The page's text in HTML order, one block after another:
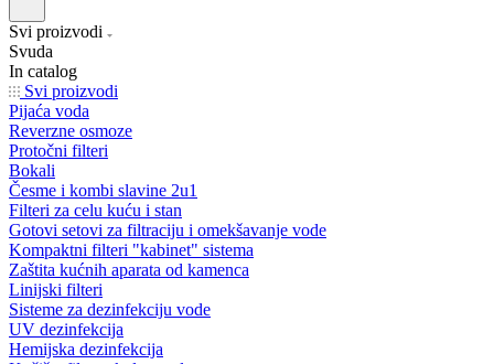
Svi proizvodi
Svuda
In catalog
Svi proizvodi
Pijaća voda
Reverzne osmoze
Protočni filteri
Bokali
Česme i kombi slavine 2u1
Filteri za celu kuću i stan
Gotovi setovi za filtraciju i omekšavanje vode
Kompaktni filteri "kabinet" sistema
Zaštita kućnih aparata od kamenca
Linijski filteri
Sisteme za dezinfekciju vode
UV dezinfekcija
Hemijska dezinfekcija